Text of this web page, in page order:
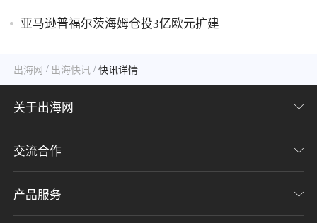
亚马逊普福尔茨海姆仓投3亿欧元扩建
出海网 / 出海快讯 / 快讯详情
关于出海网
关于我们
加入我们
交流合作
联系我们
产品服务